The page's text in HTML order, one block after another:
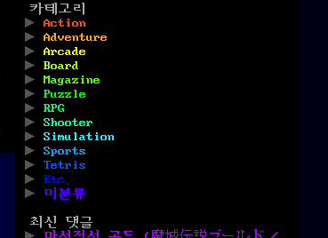
카테고리
Action
Adventure
Arcade
Board
Magazine
Puzzle
RPG
Shooter
Simulation
Sports
Tetris
Etc.
미분류
최신 댓글